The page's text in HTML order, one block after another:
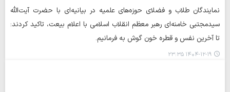
نمایندگان طلاب و فضلای حوزه‌های علمیه در بیانیه‌ای با حضرت آیت‌الله
سیدمجتبی خامنه‌ای رهبر معظم انقلاب اسلامی با اعلام بیعت، تاکید کردند:
تا آخرین نفس و قطره خون گوش به فرمانیم.
۱۴۰۴-۱۲-۱۹ ۲۳:۳۵